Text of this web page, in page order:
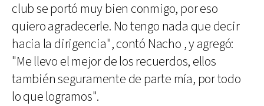
club se portó muy bien conmigo, por eso
quiero agradecerle. No tengo nada que decir
hacia la dirigencia", contó Nacho , y agregó:
"Me llevo el mejor de los recuerdos, ellos
también seguramente de parte mía, por todo
lo que logramos".